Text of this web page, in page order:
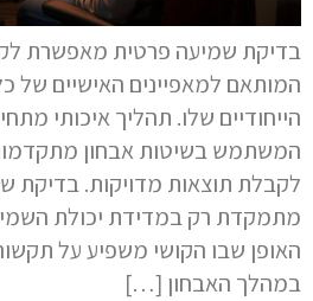
בדיקת שמיעה פרטית מאפשרת
המותאם למאפיינים האישיים של
הייחודיים שלו. תהליך איכותי
המשתמש בשיטות אבחון
לקבלת תוצאות מדויקות. בדיקת
מתמקדת רק במדידת יכולת
האופן שבו הקושי משפיע על
במהלך האבחון […]